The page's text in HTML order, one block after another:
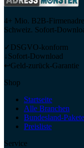
4+ Mio. B2B-
Schweiz. Sofort-
✓ DSGVO-konform
↓Sofort-Download
↩Geld-zurück-Garantie
Shop
Startseite
Alle Branchen
Bundesland-Pakete
Preisliste
Service